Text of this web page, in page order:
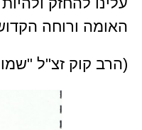
האומה ורוחה
(הרב קוק זצ"ל